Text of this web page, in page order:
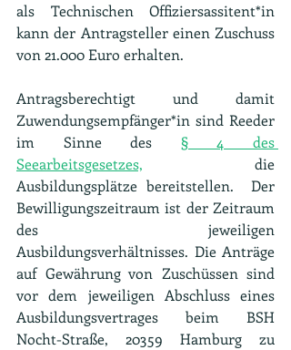
als Technischen Offiziersassitent*in
kann der Antragsteller einen Zuschuss
von 21.000 Euro erhalten.
Antragsberechtigt und damit
Zuwendungsempfänger*in sind Reeder
im Sinne des § 4 des
Seearbeitsgesetzes, die
Ausbildungsplätze bereitstellen.  Der
Bewilligungszeitraum ist der Zeitraum
des jeweiligen
Ausbildungsverhältnisses. Die Anträge
auf Gewährung von Zuschüssen sind
vor dem jeweiligen Abschluss eines
Ausbildungsvertrages beim BSH
Nocht-Straße, 20359 Hamburg zu